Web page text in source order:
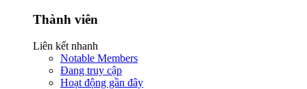
Thành viên
Liên kết nhanh
Notable Members
Đang truy cập
Hoạt động gần đây